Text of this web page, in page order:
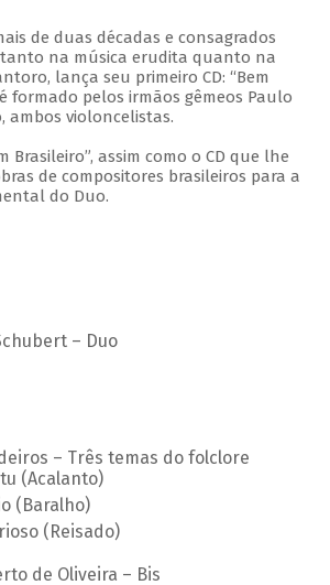
de duas décadas e consagrados
na música erudita quanto na
lança seu primeiro CD: “Bem
formado pelos irmãos gêmeos Paulo
ambos violoncelistas.
Brasileiro”, assim como o CD que lhe
de compositores brasileiros para a
do Duo.
– Duo
– Três temas do folclore
(Acalanto)
(Baralho)
(Reisado)
de Oliveira – Bis